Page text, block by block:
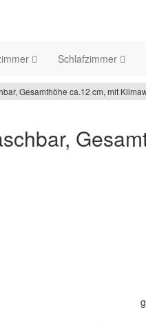
Schlafzimmer
Gesamthöhe ca.12 cm, mit